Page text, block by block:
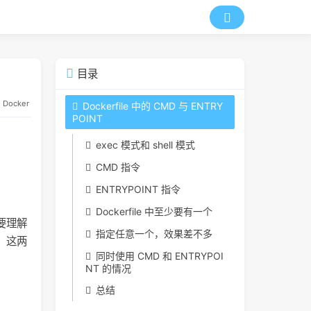
Docker
理解
这两
目录
Dockerfile 中的 CMD 与 ENTRY
POINT
exec 模式和 shell 模式
CMD 指令
ENTRYPOINT 指令
Dockerfile 中至少要有一个
指定任意一个，效果差不多
同时使用 CMD 和 ENTRYPOI
NT 的情况
总结